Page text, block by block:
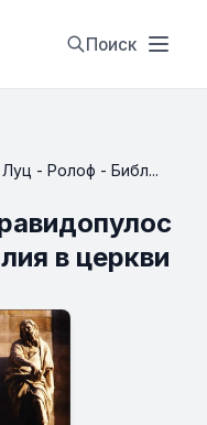
Поиск
- Ролоф - Библ...
в церкви